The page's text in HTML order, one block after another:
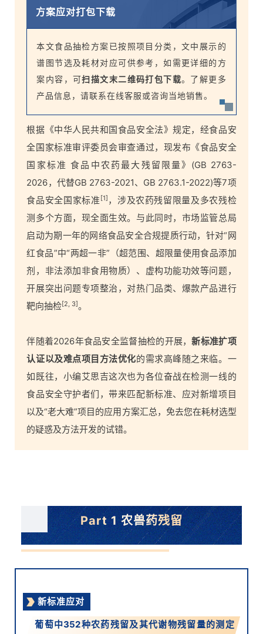
方案应对打包下载
本文食品抽检方案已按照项目分类，文中展示的
谱图节选及耗材对应可供参考，如需更详细的方
案内容，可扫描文末二维码打包下载。了解更多
产品信息，请联系在线客服或咨询当地销售。
根据《中华人民共和国食品安全法》规定，经食品安
全国家标准审评委员会审查通过，现发布《食品安全
国家标准 食品中农药最大残留限量》(GB 2763-
2026，代替GB 2763-2021、GB 2763.1-2022)等7项
食品安全国家标准 [1] ，涉及农药残留限量及多农残检
测多个方面，现全面生效。与此同时，市场监管总局
启动为期一年的网络食品安全合规提质行动，针对“网
红食品”中“两超一非”（超范围、超限量使用食品添加
剂，非法添加非食用物质）、虚构功能功效等问题，
开展突出问题专项整治，对热门品类、爆款产品进行
靶向抽检[2, 3]。
伴随着2026年食品安全监督抽检的开展，新标准扩项
认证以及难点项目方法优化的需求高峰随之来临。一
如既往，小编艾思吉这次也为各位奋战在检测一线的
食品安全守护者们，带来匹配新标准、应对新增项目
以及“老大难”项目的应用方案汇总，免去您在耗材选型
的疑惑及方法开发的试错。
Part 1 农兽药残留
新标准应对
葡萄中352种农药残留及其代谢物残留量的测定